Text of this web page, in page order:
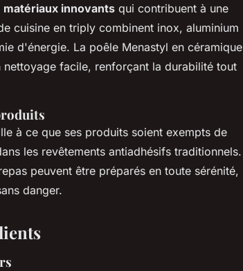
matériaux innovants qui contribuent à une
cuisine en triply combinent inox, aluminium
d'énergie. La poêle Menastyl en céramique
nettoyage facile, renforçant la durabilité tout
à ce que ses produits soient exempts de
les revêtements antiadhésifs traditionnels.
peuvent être préparés en toute sérénité,
danger.